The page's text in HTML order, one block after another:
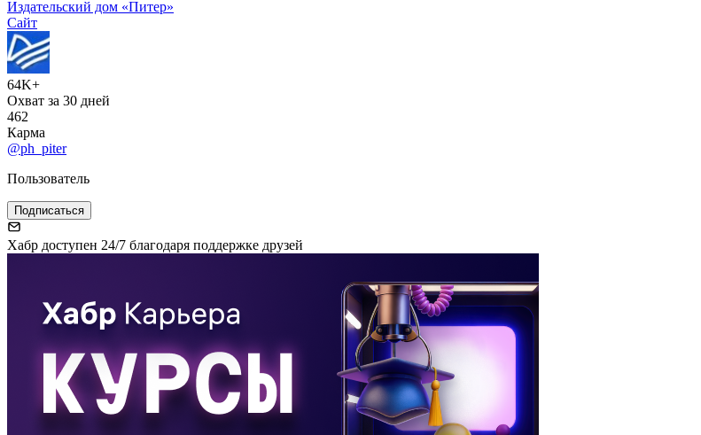
Издательский дом «Питер»
Сайт
64K+
Охват за 30 дней
462
Карма
@ph_piter
Пользователь
Подписаться
Хабр доступен 24/7 благодаря поддержке друзей